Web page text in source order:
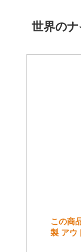
世界の
この商
製 アウ